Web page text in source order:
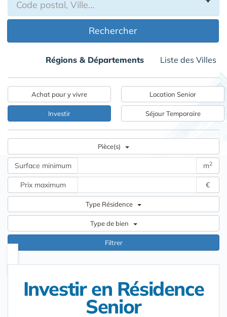
Rechercher
Régions & Départements Liste des Villes
Achat pour y vivre
Investir
Location Senior
Séjour Temporaire
Pièce(s)
Surface minimum m2
Prix maximum €
Type Résidence
Type de bien
Filtrer
Investir en Résidence
Senior